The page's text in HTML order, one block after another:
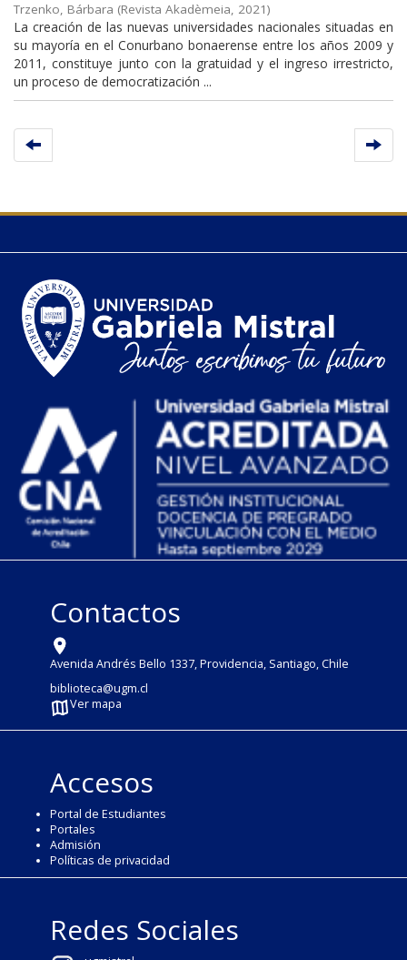
Trzenko, Bárbara (Revista Akadèmeia, 2021)
La creación de las nuevas universidades nacionales situadas en
su mayoría en el Conurbano bonaerense entre los años 2009 y
2011, constituye junto con la gratuidad y el ingreso irrestricto,
un proceso de democratización ...
Contactos
Avenida Andrés Bello 1337, Providencia, Santiago, Chile
biblioteca@ugm.cl
Ver mapa
Accesos
Portal de Estudiantes
Portales
Admisión
Políticas de privacidad
Redes Sociales